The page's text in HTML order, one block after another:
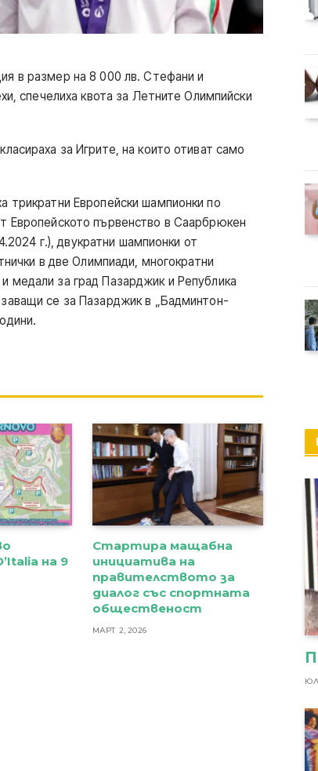
в размер на 8 000 лв. Стефани и
спечелиха квота за Летните Олимпийски
за Игрите, на които отиват само
трикратни Европейски шампионки по
Европейското първенство в Саарбрюкен
г.), двукратни шампионки от
в две Олимпиади, многократни
за град Пазарджик и Република
се за Пазарджик в „Бадминтон-
на 9
Стартира мащабна
инициатива на
правителството за
диалог със спортната
общественост
МАРТ 2, 2026